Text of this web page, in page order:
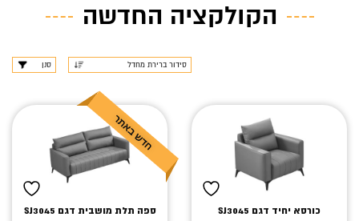
הקולקציה החדשה
סנן
כורסא יחיד דגם SJ3045 ספה תלת מושבית דגם SJ3045